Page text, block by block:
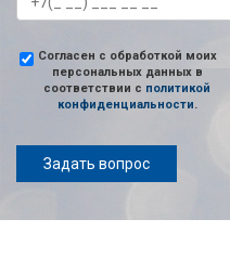
Согласен с обработкой моих
персональных данных в
соответствии с политикой
конфиденциальности.
Задать вопрос